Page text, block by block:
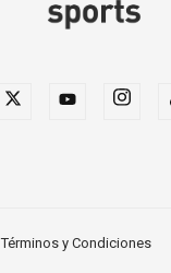
Términos y Condiciones